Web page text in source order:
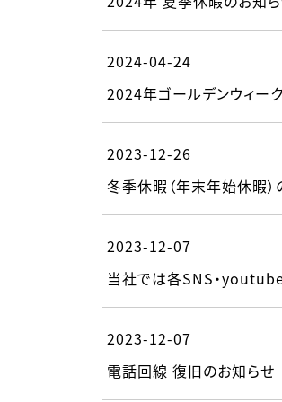
2024-04-24
2024年ゴールデンウィー
2023-12-26
冬季休暇（年末年始休暇）
2023-12-07
当社では各SNS・
2023-12-07
電話回線 復旧のお知らせ